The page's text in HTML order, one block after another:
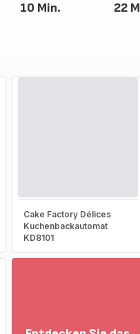
10 Min. 22
Cake Factory Délices
Kuchenbackautomat
KD8101